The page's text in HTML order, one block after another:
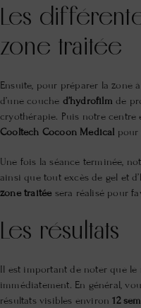
Les
zone traitée
Ensuite, pour préparer la zone
d’une couche d’hydrofilm de
cryothérapie. Puis notre centre
Cooltech Cocoon Medical pour
Une fois la séance terminée,
ainsi que tout excès de gel et
zone traitée sera réalisé pour
Les résultats
Il est important de noter que le
immédiatement. En général,
résultats visibles environ12